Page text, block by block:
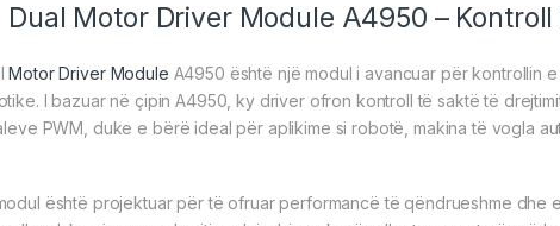
Dual Motor Driver Module A4950 –
Motor Driver Module A4950 është një modul i avancuar për kontrollin
I bazuar në çipin A4950, ky driver ofron kontroll të saktë të
PWM, duke e bërë ideal për aplikime si robotë, makina të vogla
është projektuar për të ofruar performancë të qëndrueshme dhe